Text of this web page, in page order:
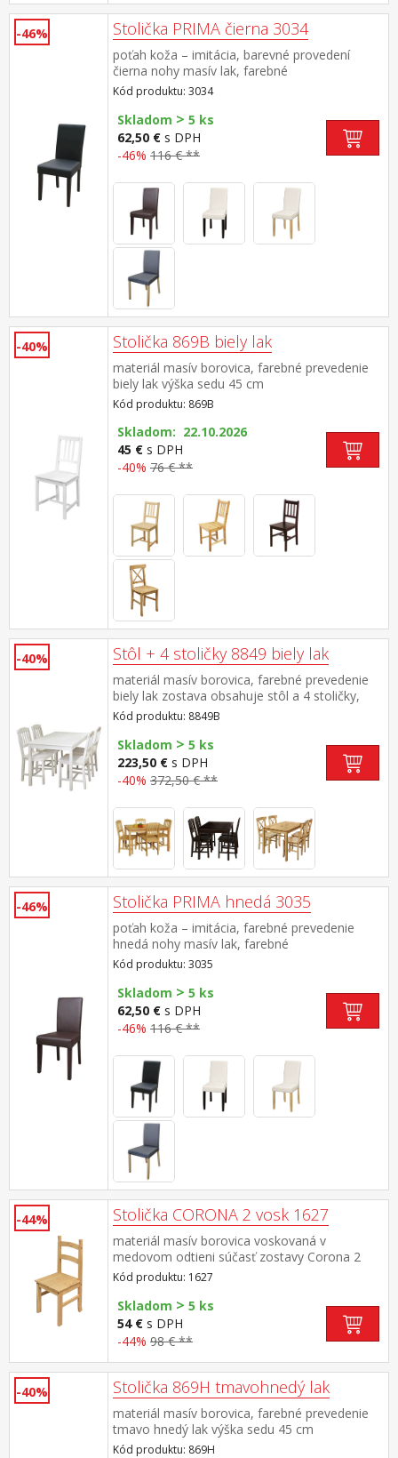
-46% Stolička PRIMA čierna 3034
poťah koža – imitácia, barevné provedení
čierna nohy masív lak, farebné
prevedenie tmavo hnedá výška sedu 47 cm,
odporúčaná nosnosť do 120 kg
Kód produktu: 3034
Skladom > 5 ks
62,50 € s DPH
-46% 116 € **
-40% Stolička 869B biely lak
materiál masív borovica, farebné prevedenie
biely lak výška sedu 45 cm
Kód produktu: 869B
Skladom: 22.10.2026
45 € s DPH
-40% 76 € **
-40% Stôl + 4 stoličky 8849 biely lak
materiál masív borovica, farebné prevedenie
biely lak zostava obsahuje stôl a 4 stoličky,
výška sedu stoličky 45 cm rozmer stola (š/h/v)
118 × 75 × 73 cmrozmer stoličky (š/h/v) 41 ×
42 × 86 cm
Kód produktu: 8849B
Skladom > 5 ks
223,50 € s DPH
-40% 372,50 € **
-46% Stolička PRIMA hnedá 3035
poťah koža – imitácia, farebné prevedenie
hnedá nohy masív lak, farebné
prevedenie tmavo hnedá výška sedu 47 cm,
odporúčaná nosnosť do 120 kg
Kód produktu: 3035
Skladom > 5 ks
62,50 € s DPH
-46% 116 € **
-44% Stolička CORONA 2 vosk 1627
materiál masív borovica voskovaná v
medovom odtieni súčasť zostavy Corona 2
Kód produktu: 1627
Skladom > 5 ks
54 € s DPH
-44% 98 € **
-40% Stolička 869H tmavohnedý lak
materiál masív borovica, farebné prevedenie
tmavo hnedý lak výška sedu 45 cm
Kód produktu: 869H